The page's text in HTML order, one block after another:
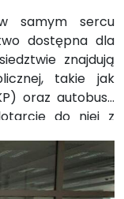
samym sercu
dostępna dla
znajdują
takie jak
oraz autobusy
do niej z
Dodatkowo,
garaż w galerii
parkowanie dla